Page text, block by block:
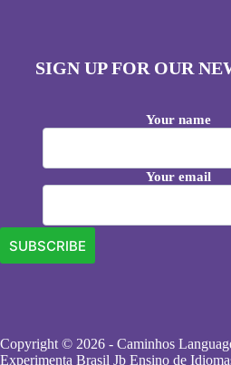
SIGN UP FOR OUR
Your name
Your email
Copyright © 2026 - Caminhos
Experimenta Brasil Jb Ensino de